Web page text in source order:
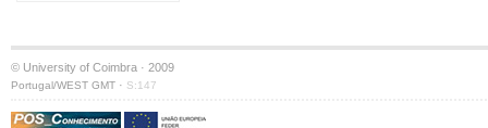
© University of Coimbra · 2009
Portugal/WEST GMT · S:147